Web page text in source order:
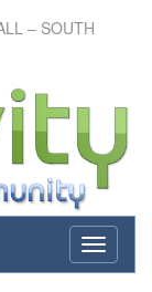
– SOUTH
toggle